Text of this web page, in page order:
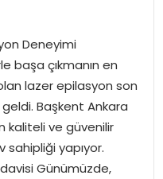
Deneyimi
başa çıkmanın en
lazer epilasyon son
Başkent Ankara
kaliteli ve güvenilir
sahipliği yapıyor.
Günümüzde,